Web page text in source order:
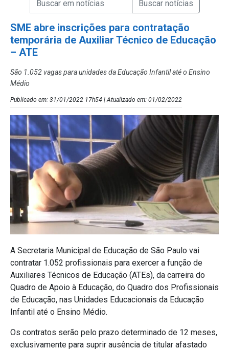
SME abre inscrições para contratação
temporária de Auxiliar Técnico de Educação
– ATE
São 1.052 vagas para unidades da Educação Infantil até o Ensino
Médio
Publicado em: 31/01/2022 17h54 | Atualizado em: 01/02/2022
A Secretaria Municipal de Educação de São Paulo vai
contratar 1.052 profissionais para exercer a função de
Auxiliares Técnicos de Educação (ATEs), da carreira do
Quadro de Apoio à Educação, do Quadro dos Profissionais
de Educação, nas Unidades Educacionais da Educação
Infantil até o Ensino Médio.
Os contratos serão pelo prazo determinado de 12 meses,
exclusivamente para suprir ausência de titular afastado